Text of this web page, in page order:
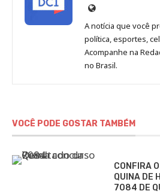
Site
de
Redação
Jornal
DCI
A notícia que você
política, esportes,
Acompanhe na
no Brasil.
VOCÊ PODE GOSTAR TAMBÉM
CONFIRA
QUINA DE
7084 DE